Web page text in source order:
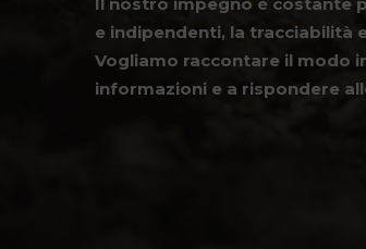
e indipendenti, la tracciabilità
Vogliamo raccontare il modo
informazioni e a rispondere